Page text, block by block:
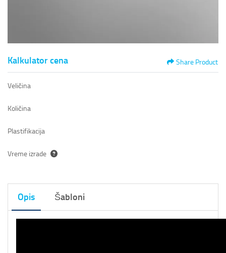
Kalkulator cena Share Product
Veličina
Količina
Plastifikacija
Vreme izrade
Opis Šabloni